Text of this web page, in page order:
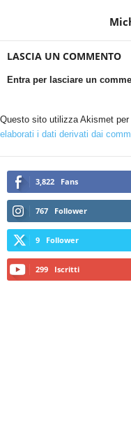
LASCIA UN COMMENTO
Entra per lasciare un
Questo sito utilizza Akismet per
elaborati i dati derivati dai
3,822 Fans
767 Follower
9 Follower
299 Iscritti